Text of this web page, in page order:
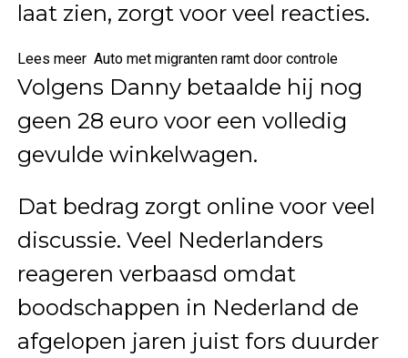
laat zien, zorgt voor veel reacties.
Lees meer Auto met migranten ramt door controle
Volgens Danny betaalde hij nog
geen 28 euro voor een volledig
gevulde winkelwagen.
Dat bedrag zorgt online voor veel
discussie. Veel Nederlanders
reageren verbaasd omdat
boodschappen in Nederland de
afgelopen jaren juist fors duurder